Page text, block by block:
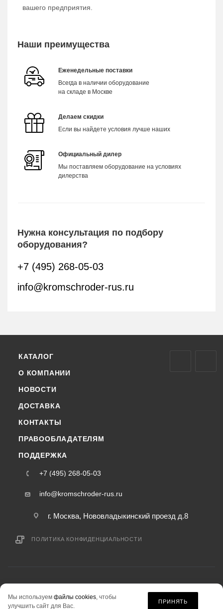
вашего предприятия.
Наши преимущества
Еженедельные поставки
Всегда в наличии оборудование
на складе в Москве
Делаем скидки
Если вы найдете условия лучше наших
Официальный дилер
Мы поставляем оборудование на условиях
дилерства
Нужна консультация по подбору
оборудования?
+7 (495) 268-05-03
info@kromschroder-rus.ru
КАТАЛОГ
О КОМПАНИИ
НОВОСТИ
ДОСТАВКА
КОНТАКТЫ
ПРАВООБЛАДАТЕЛЯМ
ПОДДЕРЖКА
+7 (495) 268-05-03
info@kromschroder-rus.ru
г. Москва, Нововладыкинский проезд д.8
ПОЛИТИКА КОНФИДЕНЦИАЛЬНОСТИ
информация на сайте «kromschroder-rus.ru» не является публичной офертой.
Мы используем файлы cookies, чтобы
улучшить сайт для Вас.
ПРИНЯТЬ